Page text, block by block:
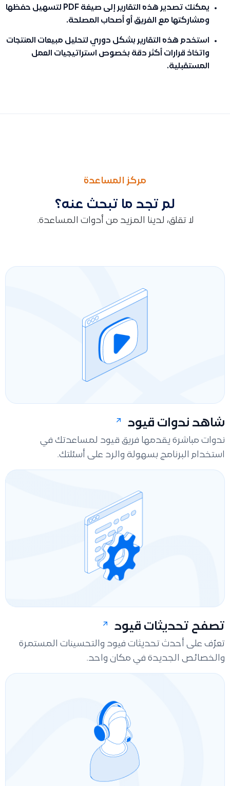
يمكنك تصدير هذه التقارير إلى صيغة PDF لتسهيل حفظها
ومشاركتها مع الفريق أو أصحاب المصلحة.
استخدم هذه التقارير بشكل دوري لتحليل مبيعات المنتجات
واتخاذ قرارات أكثر دقة بخصوص استراتيجيات العمل
المستقبلية.
مركز المساعدة
لم تجد ما تبحث عنه؟
لا تقلق، لدينا المزيد من أدوات المساعدة.
شاهد ندوات قيود
ندوات مباشرة يقدمها فريق قيود لمساعدتك في
استخدام البرنامج بسهولة والرد على أسئلتك.
تصفح تحديثات قيود
تعرّف على أحدث تحديثات فيود والتحسينات المستمرة
والخصائص الجديدة في مكان واحد.